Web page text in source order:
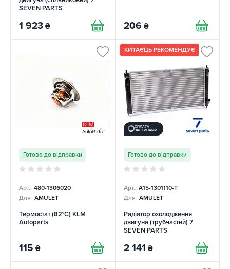
SEVEN PARTS
1 923 ₴ 206 ₴
Готово до відправки
Арт.: 480-1306020
Для AMULET
Термостат (82°C) KLM
Autoparts
115 ₴
КИТАЄЦЬ РЕКОМЕНДУЄ
ОПЛАТА
ЧАСТИНАМИ
Готово до відправки
Арт.: A15-1301110-T
Для AMULET
Радіатор охолодження
двигуна (трубчастий) 7
SEVEN PARTS
2 141 ₴